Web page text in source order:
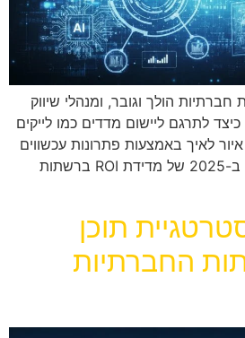
הולך וגובר, ומנהלי שיווק
לתרגם ליישום מדדים כמו לייקים
לאיך באמצעות פתרונות עכשווים
ניתן לפתור את האתגרים ב-2025 של מדידת ROI ברשתות
תוכן
החברתיות